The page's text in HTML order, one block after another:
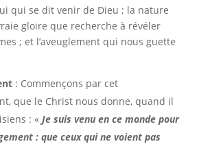
qui se dit venir de Dieu ; la nature
gloire que recherche à révéler
; et l’aveuglement qui nous guette
: Commençons par cet
que le Christ nous donne, quand il
: « Je suis venu en ce monde pour
: que ceux qui ne voient pas